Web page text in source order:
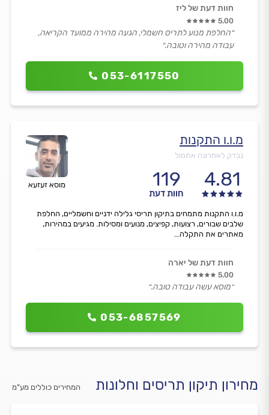
053-6117550
חוות דעת של ליז
5.00
״החלפת מנוע לתריס חשמלי, הגעה מהירה ממועד הקריאה,
עבודה מהירה וטובה.״
מוסא זעזעא
מ.ו.ו התקנות
נבדק לאחרונה אתמול
4.81
119
חוות דעת
053-6857569
מ.ו.ו התקנות מתמחים בתיקון תריסי גלילה ידניים וחשמליים, החלפת
שלבים שבורים, רצועות, קפיצים, מנועים ומסילות. מגיעים במהירות,
מאתרים את התקלה...
חוות דעת של יארה
5.00
״מוסא עשה עבודה טובה.״
מחירון תיקון תריסים וחלונות המחירים כוללים מע”מ